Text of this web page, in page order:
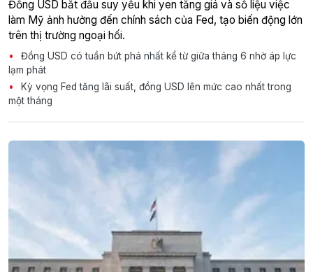
Đồng USD bắt đầu suy yếu khi yen tăng giá và số liệu việc
làm Mỹ ảnh hưởng đến chính sách của Fed, tạo biến động lớn
trên thị trường ngoại hối.
Đồng USD có tuần bứt phá nhất kể từ giữa tháng 6 nhờ áp lực
lạm phát
Kỳ vọng Fed tăng lãi suất, đồng USD lên mức cao nhất trong
một tháng